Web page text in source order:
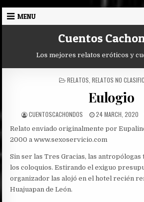
Skip
MENU
Cuentos
Los mejores relatos eróticos y
POSTED
RELATOS RELATOS NO
Eulogio
AUTHOR:
CUENTOSCACHONDOS
PUBLISHED
24 MARCH, 2020
Relato enviado originalmente por
2000 a www.sexoservicio.com
Sin ser las Tres Gracias, las antropólogas
los coloquios. Estirando el exiguo
organizador las alojó en el hotel recién
Huajuapan de León.